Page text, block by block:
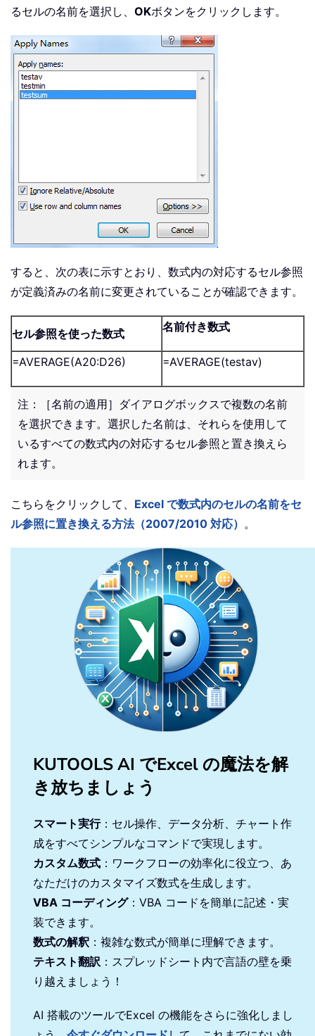
るセルの名前を選択し、 OKボタンをクリックします。
すると、次の表に示すとおり、数式内の対応するセル参照
が定義済みの名前に変更されていることが確認できます。
セル参照を使った数式 名前付き数式
=AVERAGE(A20:D26) =AVERAGE(testav)
注：［名前の適用］ダイアログボックスで複数の名前
を選択できます。選択した名前は、それらを使用して
いるすべての数式内の対応するセル参照と置き換えら
れます。
こちらをクリックして、 Excel で数式内のセルの名前をセ
ル参照に置き換える方法（2007/2010 対応） 。
KUTOOLS AI でExcel の魔法を解
き放ちましょう
スマート実行：セル操作、データ分析、チャート作
成をすべてシンプルなコマンドで実現します。
カスタム数式 ：ワークフローの効率化に役立つ、あ
なただけのカスタマイズ数式を生成します。
VBA コーディング：VBA コードを簡単に記述・実
装できます。
数式の解釈 ：複雑な数式が簡単に理解できます。
テキスト翻訳 ：スプレッドシート内で言語の壁を乗
り越えましょう！
AI 搭載のツールでExcel の機能をさらに強化しまし